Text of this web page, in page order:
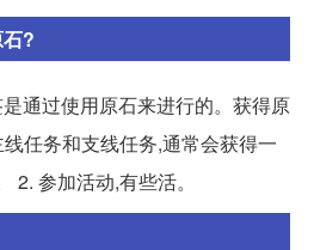
?
通过使用原石来进行的。获得原
任务和支线任务,通常会获得一
2. 参加活动,有些活。